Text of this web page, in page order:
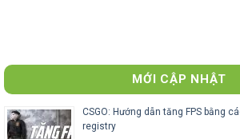
MỚI CẬP NHẬT
CSGO: Hướng dẫn tăng FPS bằng
registry